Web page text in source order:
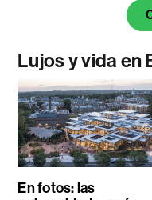
Lujos y vida en
En fotos: las